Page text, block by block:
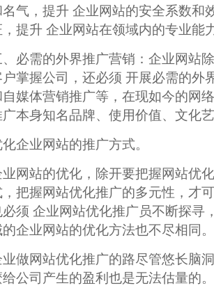
名气，提升 企业网站的安全系数和
提升 企业网站在领域内的专业能
、必需的外界推广营销：企业网站
户掌握公司，还必须 开展必需的外
自媒体营销推广等，在现如今的网
本身知名品牌、使用价值、文化
企业网站的推广方式。
业网站的优化，除开要把握网站优
，把握网站优化推广的多元性，才
必须 企业网站优化推广员不断探寻
企业网站的优化方法也不尽相同。
业做网站优化推广的路尽管悠长脑
公司产生的盈利也是无法估量的。